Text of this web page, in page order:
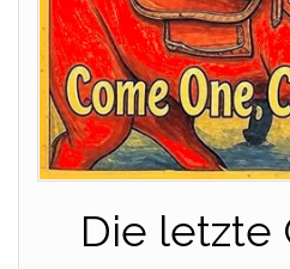
Die letzte